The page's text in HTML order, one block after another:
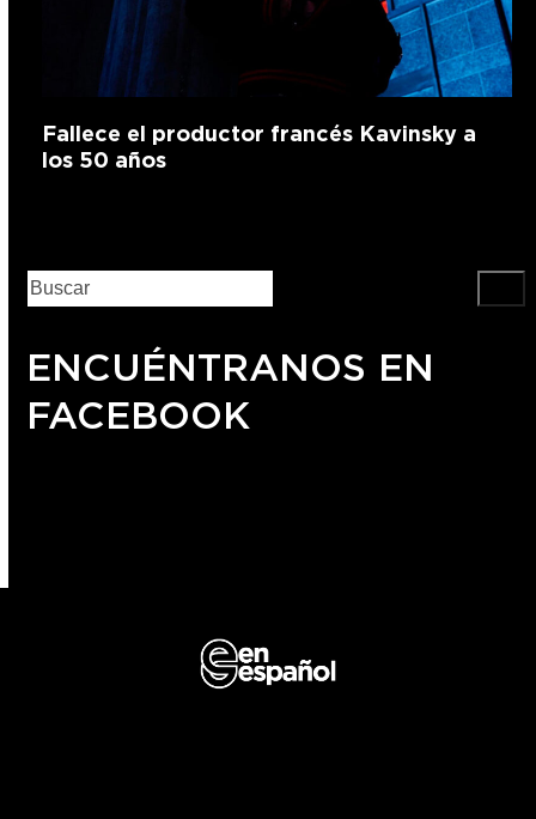
Fallece el productor francés Kavinsky a
los 50 años
ENCUÉNTRANOS EN
FACEBOOK